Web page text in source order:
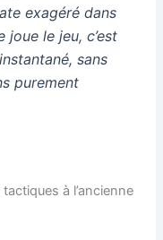
exagéré dans
le jeu, c’est
sans
purement
à l’ancienne